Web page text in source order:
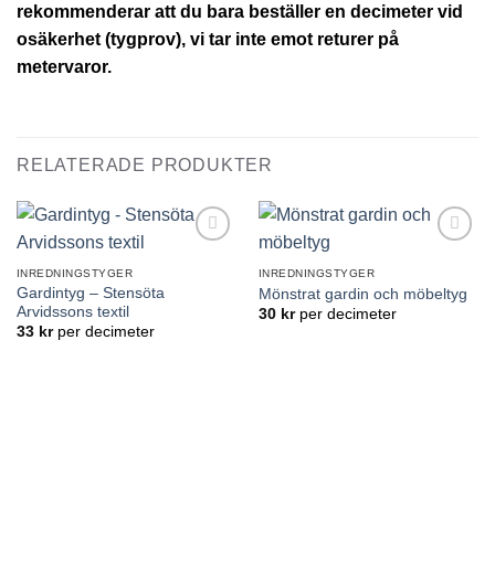
rekommenderar att du bara beställer en decimeter vid
osäkerhet (tygprov), vi tar inte emot returer på
metervaror.
RELATERADE PRODUKTER
INREDNINGSTYGER
Gardintyg – Stensöta
Arvidssons textil
33 kr per decimeter
INREDNINGSTYGER
Mönstrat gardin och möbeltyg
30 kr per decimeter